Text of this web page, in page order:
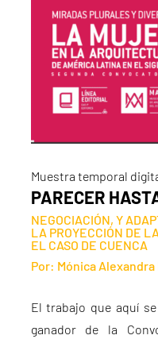
Muestra temporal
PARECER
NEGOCIACIÓN, Y
LA PROYECCIÓN DE
EL CASO DE CUENCA
Por: Mónica Alexandra
El trabajo que aquí
ganador de la